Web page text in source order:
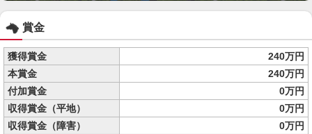
賞金
獲得賞金
240万円
本賞金
240万円
付加賞金
0万円
収得賞金（平地）
0万円
収得賞金（障害）
0万円